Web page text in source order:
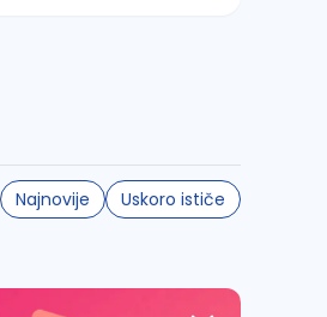
Najnovije Uskoro ističe